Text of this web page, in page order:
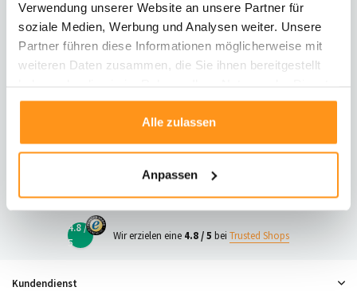
Verwendung unserer Website an unsere Partner für
soziale Medien, Werbung und Analysen weiter. Unsere
Partner führen diese Informationen möglicherweise mit
weiteren Daten zusammen, die Sie ihnen bereitgestellt
gesammelt haben.
Alle zulassen
Anpassen
Mit einem Mitarbeiter chatten
E-Mail senden
vragen@flycarpets.nl
Telefonischer Kontakt
23
4.8 /
5
Wir erzielen eine 4.8 / 5 bei Trusted Shops
Kundendienst